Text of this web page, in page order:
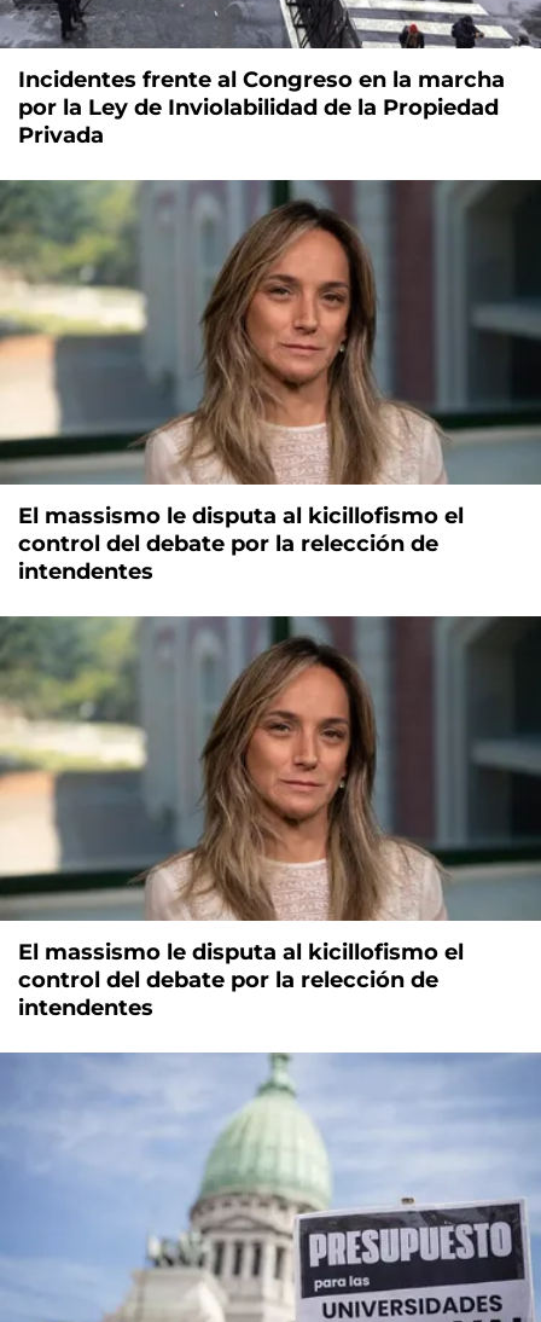
Incidentes frente al Congreso en la marcha
por la Ley de Inviolabilidad de la Propiedad
Privada
El massismo le disputa al kicillofismo el
control del debate por la relección de
intendentes
El massismo le disputa al kicillofismo el
control del debate por la relección de
intendentes